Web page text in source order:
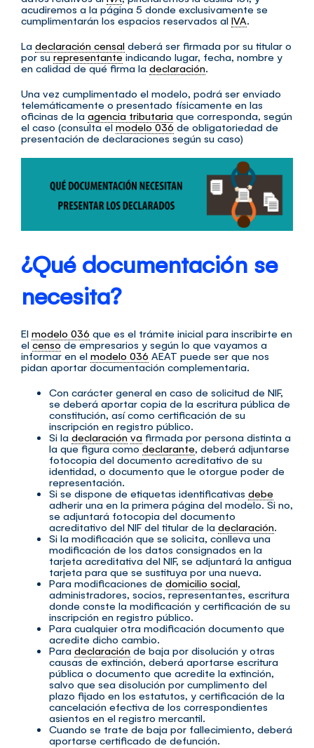
acudiremos a la página 5 donde exclusivamente se
cumplimentarán los espacios reservados al IVA.
La declaración censal deberá ser firmada por su titular o
por surepresentanteindicando lugar, fecha, nombre y
en calidad de qué firma la declaración.
Una vez cumplimentado el modelo, podrá ser enviado
telemáticamente o presentado físicamente en las
oficinas de la agencia tributaria que corresponda, según
el caso (consulta elmodelo 036 de obligatoriedad de
presentación de declaraciones según su caso)
¿Qué documentación se
necesita?
El modelo 036 que es el trámite inicial para inscribirte en
elcensode empresarios y según lo que vayamos a
informar en el modelo 036 AEAT puede ser que nos
pidan aportar documentación complementaria.
Con carácter general en caso de solicitud de NIF,
se deberá aportar copia de la escritura pública de
constitución, así como certificación de su
inscripción en registro público.
Si la declaración va firmada por persona distinta a
la que figura comodeclarante, deberá adjuntarse
fotocopia del documento acreditativo de su
identidad, o documento que le otorgue poder de
representación.
Si se dispone de etiquetas identificativas debe
adherir una en la primera página del modelo. Si no,
se adjuntará fotocopia del documento
acreditativo del NIF del titular de la declaración.
Si la modificación que se solicita, conlleva una
modificación de los datos consignados en la
tarjeta acreditativa del NIF, se adjuntará la antigua
tarjeta para que se sustituya por una nueva.
Para modificaciones de domicilio social,
administradores, socios, representantes, escritura
donde conste la modificación y certificación de su
inscripción en registro público.
Para cualquier otra modificación documento que
acredite dicho cambio.
Para declaración de baja por disolución y otras
causas de extinción, deberá aportarse escritura
pública o documento que acredite la extinción,
salvo que sea disolución por cumplimento del
plazo fijado en los estatutos, y certificación de la
cancelación efectiva de los correspondientes
asientos en el registro mercantil.
Cuando se trate de baja por fallecimiento, deberá
aportarse certificado de defunción.